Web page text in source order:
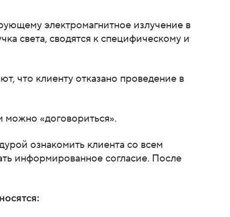
электромагнитное излучение в
света, сводятся к специфическому и
что клиенту отказано проведение в
«договориться».
ознакомить клиента со всем
информированное согласие. После